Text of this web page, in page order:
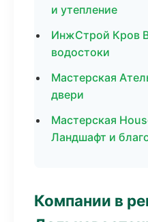
и утепление
ИнжСтрой Кров
водостоки
Мастерская
двери
Мастерская
Ландшафт и
Компании в